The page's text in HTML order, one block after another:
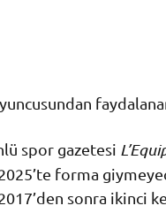
spor gazetesi
forma
sonra ikinci